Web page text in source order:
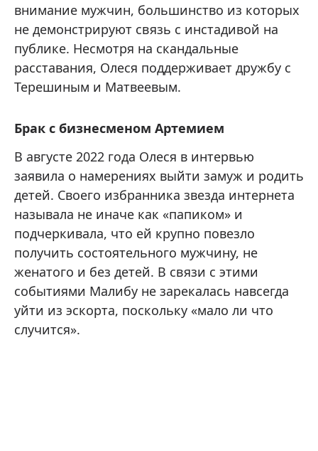
внимание мужчин, большинство из которых
не демонстрируют связь с инстадивой на
публике. Несмотря на скандальные
расставания, Олеся поддерживает дружбу с
Терешиным и Матвеевым.
Брак с бизнесменом Артемием
В августе 2022 года Олеся в интервью
заявила о намерениях выйти замуж и родить
детей. Своего избранника звезда интернета
называла не иначе как «папиком» и
подчеркивала, что ей крупно повезло
получить состоятельного мужчину, не
женатого и без детей. В связи с этими
событиями Малибу не зарекалась навсегда
уйти из эскорта, поскольку «мало ли что
случится».